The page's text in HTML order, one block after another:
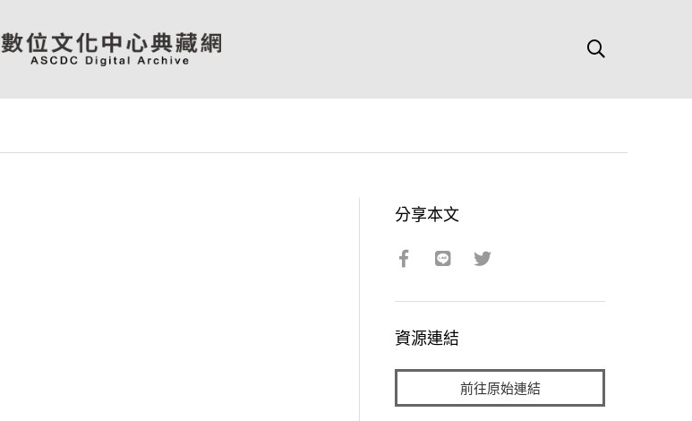
分享本文
資源連結
前往原始連結